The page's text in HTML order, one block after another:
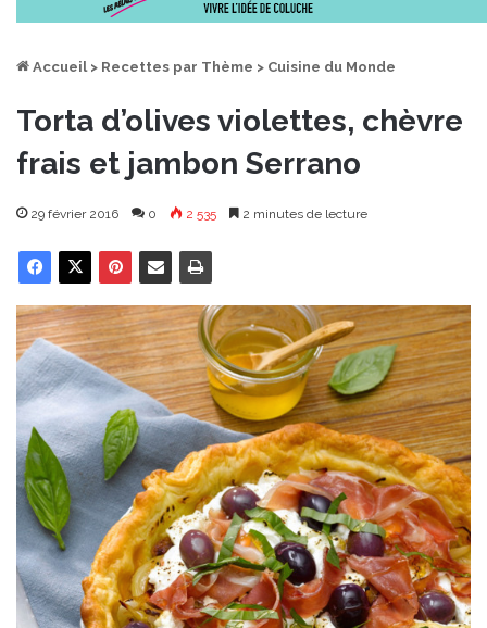
Accueil > Recettes par Thème > Cuisine du Monde
Torta d’olives violettes, chèvre
frais et jambon Serrano
29 février 2016 0 2 535 2 minutes de lecture